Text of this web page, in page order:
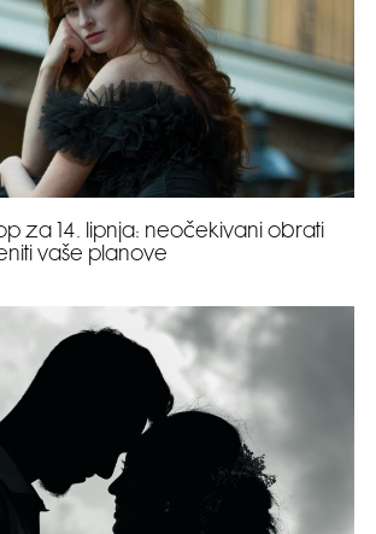
za 14. lipnja: neočekivani obrati
vaše planove